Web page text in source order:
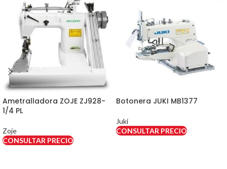
Ametralladora ZOJE ZJ928-
1/4 PL
Zoje
CONSULTAR PRECIO
Botonera JUKI MB1377
Juki
CONSULTAR PRECIO